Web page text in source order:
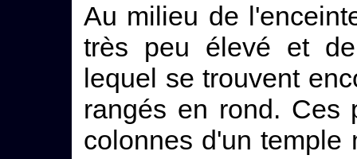
Au milieu de
très peu élevé et
lequel se trouvent
rangés en rond. Ces
colonnes d'un temple